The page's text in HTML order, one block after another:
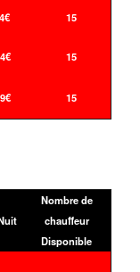
15
15
15
Nombre de
chauffeur
Disponible